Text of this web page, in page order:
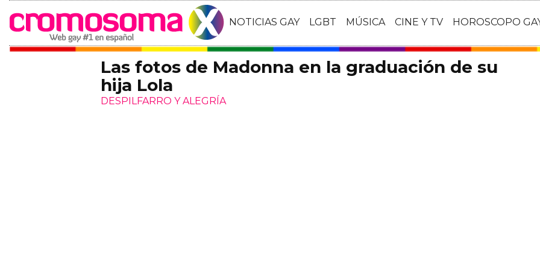
NOTICIAS GAY LGBT MÚSICA CINE Y TV HOROSCOPO
Las fotos de Madonna en la graduación de su
hija Lola
DESPILFARRO Y ALEGRÍA